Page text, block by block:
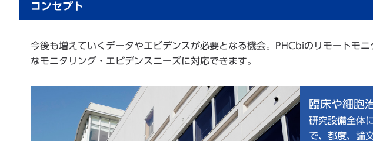
コンセプト
今後も増えていくデータやエビデンスが必要となる機会。PHCbiのリモート
なモニタリング・エビデンスニーズに対応できます。
臨床や細胞
研究設備全体
で、都度、論